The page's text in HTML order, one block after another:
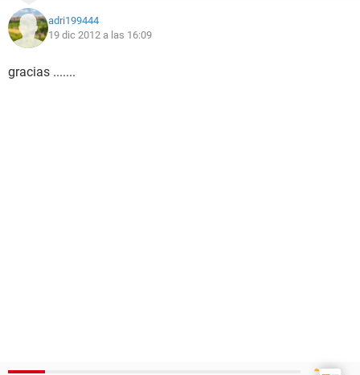
adri199444
19 dic 2012 a las 16:09
gracias .......